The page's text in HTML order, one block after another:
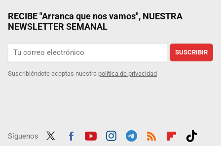
RECIBE "Arranca que nos vamos", NUESTRA
NEWSLETTER SEMANAL
SUSCRIBIR
Suscribiéndote aceptas nuestra política de privacidad
Síguenos